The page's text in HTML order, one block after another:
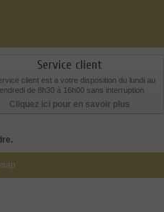
Service client
client est a votre disposition du lundi au
de 8h30 à 16h00 sans interruption
Cliquez ici pour en savoir plus